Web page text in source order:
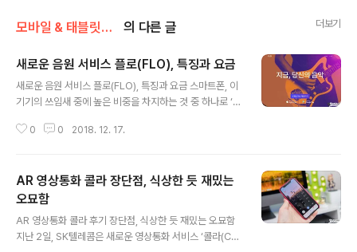
모바일 & 태블릿PC 앱/> 아이폰 어플 의 다른 글 더보기
새로운 음원 서비스 플로(FLO), 특징과 요금
새로운 음원 서비스 플로(FLO), 특징과 요금 스마트폰, 이
기기의 쓰임새 중에 높은 비중을 차지하는 것 중 하나로 ‘음
적지 않은 시간을 휴대폰을 통해 음원을 감상하며 시간을
금이나마 자신에게 맞는 맞춤형 서비스와 UX 등을 제공하
고, 월 이용료 부담이 덜한 걸 선호하실거라 생각이 됩니다.
그런 분들이라면, 최근 SK텔레콤을 통해 나온 ‘플로’를 한
번 이용해 보시는 건 어떨까 싶네요. 소개되는 바에 따르면,
‘플로’는 ‘내가 원하는 음악이 물 흐르듯 끊임없이 흘러나온
0 0 2018. 12. 17.
AR 영상통화 콜라 장단점, 식상한 듯 재밌는
오묘함
AR 영상통화 콜라 후기 장단점, 식상한 듯 재밌는 오묘함
지난 2일, SK텔레콤은 새로운 영상통화 서비스 ‘콜라(Call